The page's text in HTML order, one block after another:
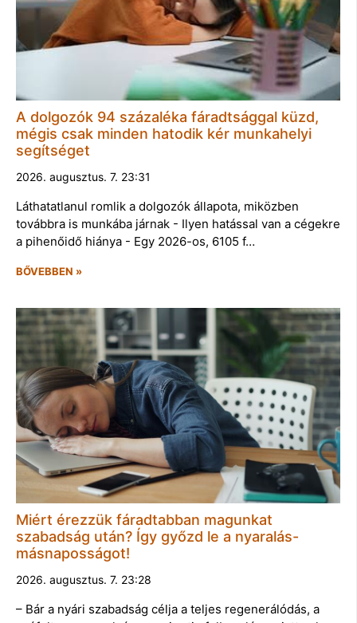
A dolgozók 94 százaléka fáradtsággal küzd,
mégis csak minden hatodik kér munkahelyi
segítséget
2026. augusztus. 7. 23:31
Láthatatlanul romlik a dolgozók állapota, miközben
továbbra is munkába járnak - Ilyen hatással van a cégekre
a pihenőidő hiánya - Egy 2026-os, 6105 f…
BŐVEBBEN »
Miért érezzük fáradtabban magunkat
szabadság után? Így győzd le a nyaralás-
másnaposságot!
2026. augusztus. 7. 23:28
– Bár a nyári szabadság célja a teljes regenerálódás, a